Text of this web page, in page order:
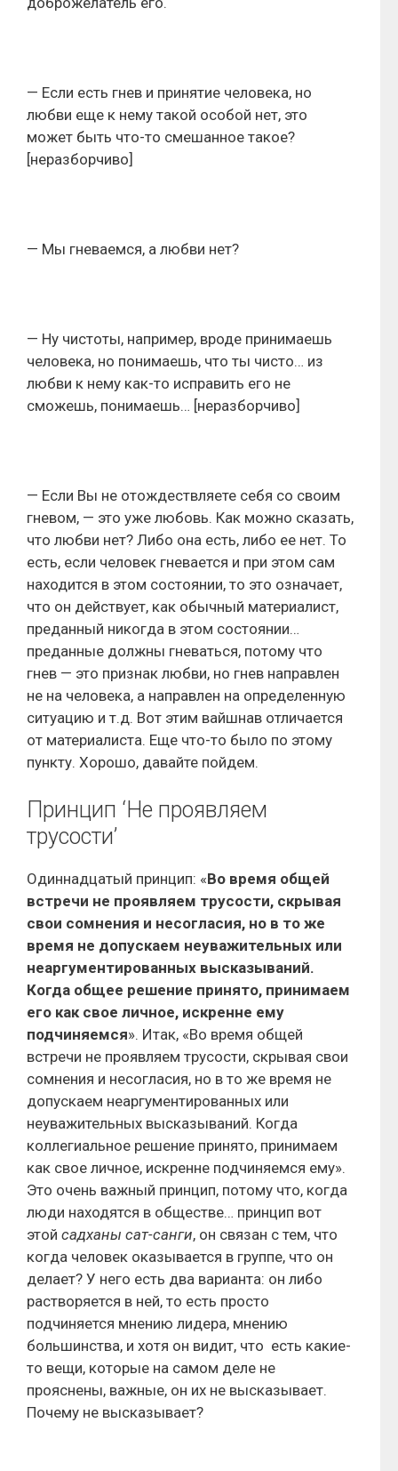
— Если есть гнев и принятие человека, но
любви еще к нему такой особой нет, это
может быть что-то смешанное такое?
[неразборчиво]
— Мы гневаемся, а любви нет?
— Ну чистоты, например, вроде принимаешь
человека, но понимаешь, что ты чисто… из
любви к нему как-то исправить его не
сможешь, понимаешь… [неразборчиво]
— Если Вы не отождествляете себя со своим
гневом, — это уже любовь. Как можно сказать,
что любви нет? Либо она есть, либо ее нет. То
есть, если человек гневается и при этом сам
находится в этом состоянии, то это означает,
что он действует, как обычный материалист,
преданный никогда в этом состоянии…
преданные должны гневаться, потому что
гнев — это признак любви, но гнев направлен
не на человека, а направлен на определенную
ситуацию и т.д. Вот этим вайшнав отличается
от материалиста. Еще что-то было по этому
пункту. Хорошо, давайте пойдем.
Принцип ‘Не проявляем
трусости’
Одиннадцатый принцип: «Во время общей
встречи не проявляем трусости, скрывая
свои сомнения и несогласия, но в то же
время не допускаем неуважительных или
неаргументированных высказываний.
Когда общее решение принято, принимаем
его как свое личное, искренне ему
подчиняемся». Итак, «Во время общей
встречи не проявляем трусости, скрывая свои
сомнения и несогласия, но в то же время не
допускаем неаргументированных или
неуважительных высказываний. Когда
коллегиальное решение принято, принимаем
как свое личное, искренне подчиняемся ему».
Это очень важный принцип, потому что, когда
люди находятся в обществе… принцип вот
этой садханы сат-санги, он связан с тем, что
когда человек оказывается в группе, что он
делает? У него есть два варианта: он либо
растворяется в ней, то есть просто
подчиняется мнению лидера, мнению
большинства, и хотя он видит, что есть какие-
то вещи, которые на самом деле не
прояснены, важные, он их не высказывает.
Почему не высказывает?